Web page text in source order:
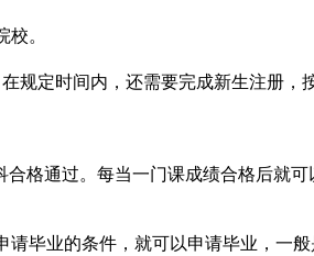
。
规定时间内，还需要完成新生注册，
格通过。每当一门课成绩合格后就
毕业的条件，就可以申请毕业，一般